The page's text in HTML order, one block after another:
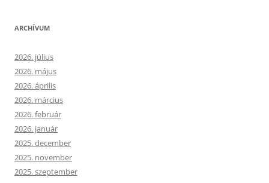
ARCHÍVUM
2026. július
2026. május
2026. április
2026. március
2026. február
2026. január
2025. december
2025. november
2025. szeptember